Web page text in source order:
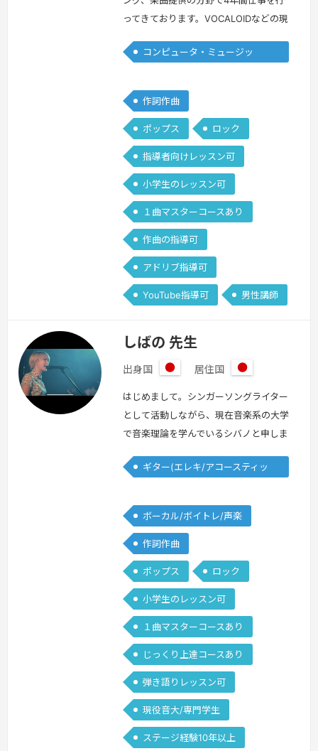
ってきております。VOCALOIDなどの現
たいけど何から手をつければ良いか分か
あえず1曲作れるようになる、専門シラ
バスを沢山の研究の末作り上げました。
初心者の方が音楽制作に手をつけやすい
様、分かりやすいをモットーにレッスン
を行っていきたいです。続きを見る »
コンピュータ・ミュージッ
作詞作曲
ポップス ロック
指導者向けレッスン可
小学生のレッスン可
１曲マスターコースあり
作曲の指導可
アドリブ指導可
YouTube指導可 男性講師
しばの 先生
出身国
本
居住国
本
はじめまして。シンガーソングライター
として活動しながら、現在音楽系の大学
で音楽理論を学んでいるシバノと申しま
りを始め、ワンマンライブも10回以上
どうやって活動を始めたらいいのかわか
らない方、どうやって活動を広げていけ
ばいいのかわからない方、今までの経験
から相談に乗れると思います！基礎的な
発声の仕方から簡単な弾き語りまで幅広
く、…続きを見る »
ギター(エレキ/アコースティッ
ボーカル/ボイトレ/声楽
作詞作曲
ポップス ロック
小学生のレッスン可
１曲マスターコースあり
じっくり上達コースあり
弾き語りレッスン可
現役音大/専門学生
ステージ経験10年以上